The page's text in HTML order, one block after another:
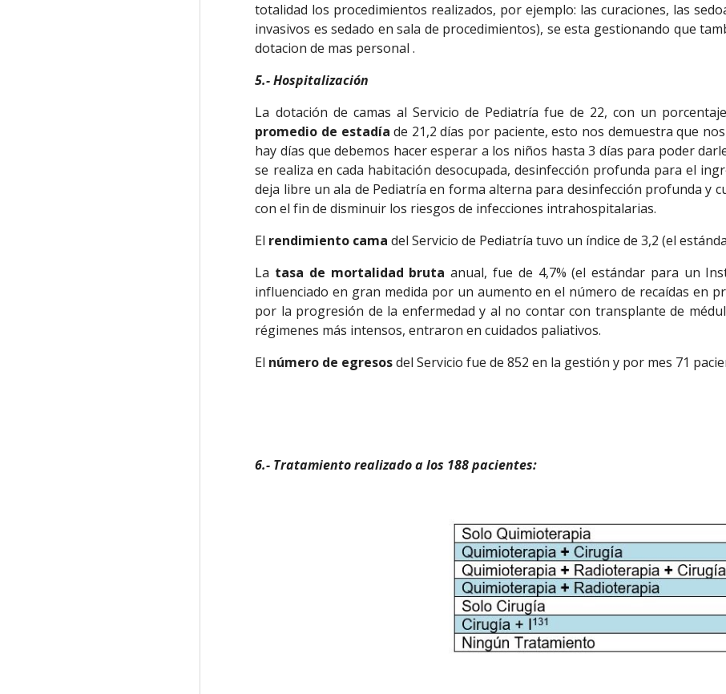
totalidad los procedimientos realizados, por ejemplo: las curaciones, las
invasivos es sedado en sala de procedimientos), se esta gestionando que
dotacion de mas personal .
5.- Hospitalización
La dotación de camas al Servicio de Pediatría fue de 22, con un
promedio de estadía de 21,2 días por paciente, esto nos demuestra que
hay días que debemos hacer esperar a los niños hasta 3 días para poder
se realiza en cada habitación desocupada, desinfección profunda para el
deja libre un ala de Pediatría en forma alterna para desinfección profunda y
con el fin de disminuir los riesgos de infecciones intrahospitalarias.
El rendimiento cama del Servicio de Pediatría tuvo un índice de 3,2 (el
La tasa de mortalidad bruta anual, fue de 4,7% (el estándar para un
influenciado en gran medida por un aumento en el número de recaídas en
por la progresión de la enfermedad y al no contar con transplante de
régimenes más intensos, entraron en cuidados paliativos.
El número de egresosdel Servicio fue de 852 en la gestión y por mes 71
6.- Tratamiento realizado a los 188 pacientes: